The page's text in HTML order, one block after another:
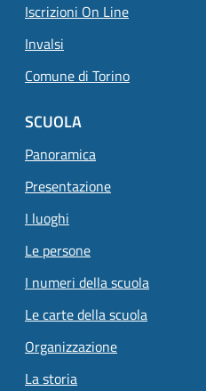
Iscrizioni On Line
Invalsi
Comune di Torino
SCUOLA
Panoramica
Presentazione
I luoghi
Le persone
I numeri della scuola
Le carte della scuola
Organizzazione
La storia